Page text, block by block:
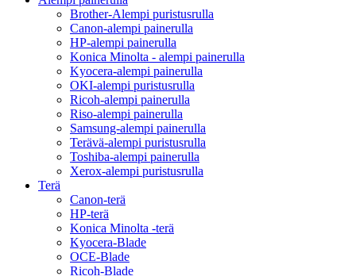
Brother-Alempi puristusrulla
Canon-alempi painerulla
HP-alempi painerulla
Konica Minolta - alempi painerulla
Kyocera-alempi painerulla
OKI-alempi puristusrulla
Ricoh-alempi painerulla
Riso-alempi painerulla
Samsung-alempi painerulla
Terävä-alempi puristusrulla
Toshiba-alempi painerulla
Xerox-alempi puristusrulla
Terä
Canon-terä
HP-terä
Konica Minolta -terä
Kyocera-Blade
OCE-Blade
Ricoh-Blade